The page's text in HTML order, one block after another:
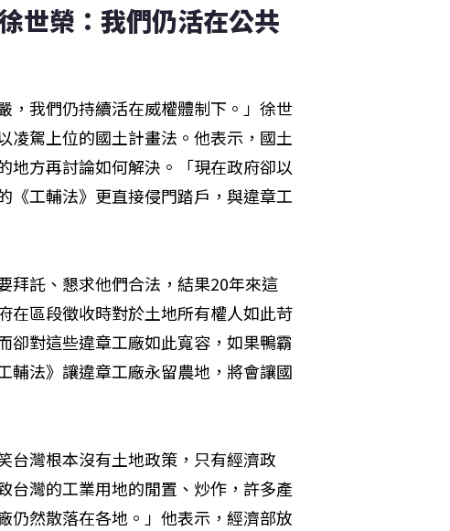
世榮：我們仍活在公共
，我們仍持續活在威權體制下。」徐世
凌駕上位的國土計畫法。他表示，國土
地方再討論如何解決。「現在政府卻以
《工輔法》更直接侵門踏戶，與違章工
拜託、懇求他們合法，結果20年來這
在區段徵收時對於土地所有權人如此苛
卻對這些違章工廠如此寬容，如果鴨霸
輔法》讓違章工廠永留農地，將會讓國
台灣根本沒有土地政策，只有經濟政
台灣的工業用地的閒置、炒作，許多產
仍然散落在各地。」他表示，經濟部放